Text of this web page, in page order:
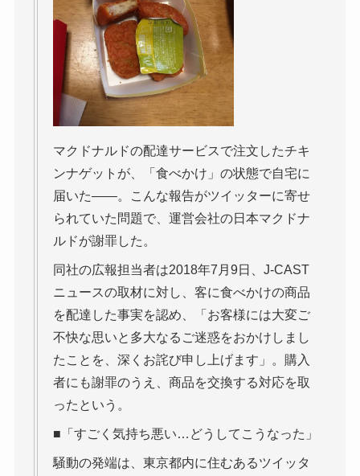
マクドナルドの配達サービスで注文したチキ
ンナゲットが、「食べかけ」の状態で自宅に
届いた――。こんな報告がツイッターに寄せ
られていた問題で、運営会社の日本マクドナ
ルドが謝罪した。
同社の広報担当者は2018年7月9日、J-CAST
ニュースの取材に対し、客に食べかけの商品
を配達した事実を認め、「お客様には大変ご
不快な思いと多大なるご迷惑をおかけしまし
たことを、深くお詫び申し上げます」。購入
者にも謝罪のうえ、商品を交換する対応を取
ったという。
■「すごく気持ち悪い…どうしてこうなった」
騒動の発端は、東京都内に住むあるツイッタ